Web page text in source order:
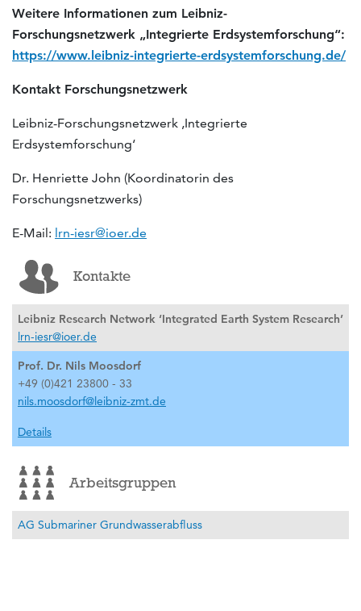
Weitere Informationen zum Leibniz-
Forschungsnetzwerk „Integrierte Erdsystemforschung“:
https://www.leibniz-integrierte-erdsystemforschung.de/
Kontakt Forschungsnetzwerk
Leibniz-Forschungsnetzwerk ‚Integrierte
Erdsystemforschung‘
Dr. Henriette John (Koordinatorin des
Forschungsnetzwerks)
E-Mail: lrn-iesr@ioer.de
Kontakte
Leibniz Research Network ‘Integrated Earth System Research’
lrn-iesr@ioer.de
Prof. Dr. Nils Moosdorf
+49 (0)421 23800 - 33
nils.moosdorf@leibniz-zmt.de
Details
Arbeitsgruppen
AG Submariner Grundwasserabfluss